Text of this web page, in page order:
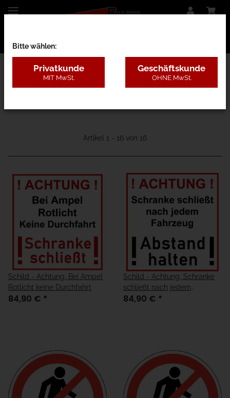
17B - Mobile Schranke
Artikel 1 - 16 von 16
Schild - Achtung, Bei Ampel
Rotlicht keine Durchfahrt
84,90 € *
Schild - Achtung, Schranke
schließt nach jedem
Fahrzeug
84,90 € *
Bitte wählen:
Privatkunde
MIT MwSt.
Geschäftskunde
OHNE MwSt.